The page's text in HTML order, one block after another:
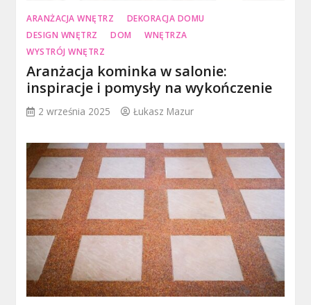
ARANŻACJA WNĘTRZ
DEKORACJA DOMU
DESIGN WNĘTRZ
DOM
WNĘTRZA
WYSTRÓJ WNĘTRZ
Aranżacja kominka w salonie:
inspiracje i pomysły na wykończenie
2 września 2025 Łukasz Mazur